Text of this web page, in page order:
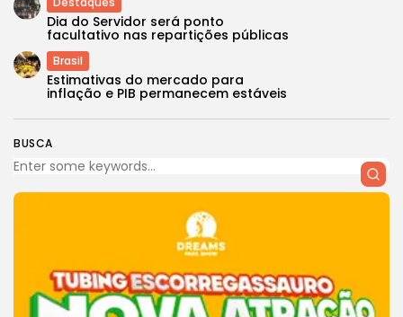
BUSCA
Dia do Servidor será ponto
facultativo nas repartições públicas
Brasil
Estimativas do mercado para
inflação e PIB permanecem estáveis